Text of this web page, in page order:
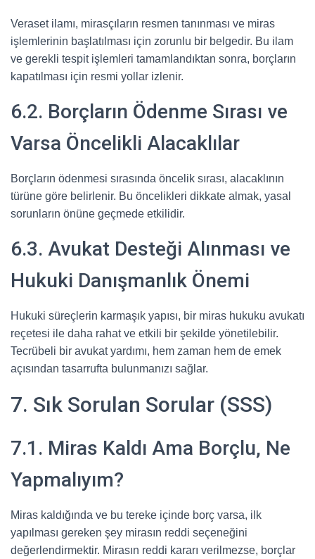
Veraset ilamı, mirasçıların resmen tanınması ve miras
işlemlerinin başlatılması için zorunlu bir belgedir. Bu ilam
ve gerekli tespit işlemleri tamamlandıktan sonra, borçların
kapatılması için resmi yollar izlenir.
6.2. Borçların Ödenme Sırası ve
Varsa Öncelikli Alacaklılar
Borçların ödenmesi sırasında öncelik sırası, alacaklının
türüne göre belirlenir. Bu öncelikleri dikkate almak, yasal
sorunların önüne geçmede etkilidir.
6.3. Avukat Desteği Alınması ve
Hukuki Danışmanlık Önemi
Hukuki süreçlerin karmaşık yapısı, bir miras hukuku avukatı
reçetesi ile daha rahat ve etkili bir şekilde yönetilebilir.
Tecrübeli bir avukat yardımı, hem zaman hem de emek
açısından tasarrufta bulunmanızı sağlar.
7. Sık Sorulan Sorular (SSS)
7.1. Miras Kaldı Ama Borçlu, Ne
Yapmalıyım?
Miras kaldığında ve bu tereke içinde borç varsa, ilk
yapılması gereken şey mirasın reddi seçeneğini
değerlendirmektir. Mirasın reddi kararı verilmezse, borçlar